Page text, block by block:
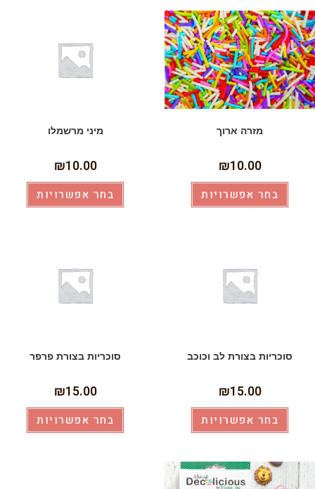
מזרה ארוך
₪10.00
בחר אפשרויות
מיני מרשמלו
₪10.00
בחר אפשרויות
סוכריות בצורת לב וכוכב
₪15.00
בחר אפשרויות
סוכריות בצורת פרפר
₪15.00
בחר אפשרויות